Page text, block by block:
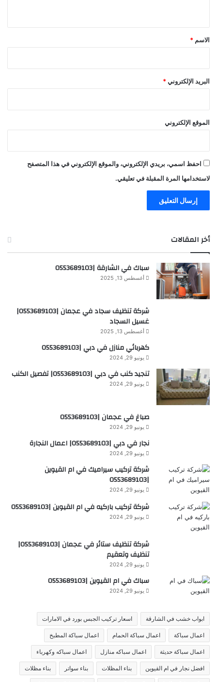
*
الاسم *
البريد الإلكتروني *
الموقع الإلكتروني
احفظ اسمي، بريدي الإلكتروني، والموقع الإلكتروني في هذا المتصفح
لاستخدامها المرة المقبلة في تعليقي.
أخر المقالات
سباك في الشارقة |0553689103
أغسطس 13, 2025
شركة تنظيف سجاد في عجمان |0553689103|
غسيل السجاد
أغسطس 13, 2025
كهربائي منازل في دبي |0553689103
يونيو 29, 2024
تنجيد كنب في دبي |0553689103| تفصيل الكنب
يونيو 29, 2024
صباغ في عجمان |0553689103
يونيو 29, 2024
نجار في دبي |0553689103| اعمال النجارة
يونيو 29, 2024
شركة تركيب سيراميك في ام القيوين
|0553689103
يونيو 29, 2024
شركة تركيب باركيه في ام القيوين |0553689103
يونيو 29, 2024
شركة تنظيف ستائر في عجمان |0553689103|
تنظيف وتعقيم
يونيو 29, 2024
سباك في ام القيوين |0553689103
يونيو 29, 2024
ابواب خشب في الشارقة اسعار تركيب الجبس بورد في الامارات
اعمال سباكة اعمال سباكة الحمام اعمال سباكة المطبخ
اعمال سباكة حديثة اعمال سباكه منازل اعمال سباكه وكهرباء
افضل نجار في ام القيوين بناء المظلات بناء سواتر بناء مظلات